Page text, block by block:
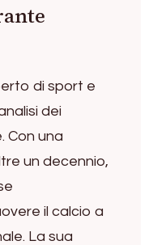
di sport e
dei
Con una
un decennio,
il calcio a
La sua